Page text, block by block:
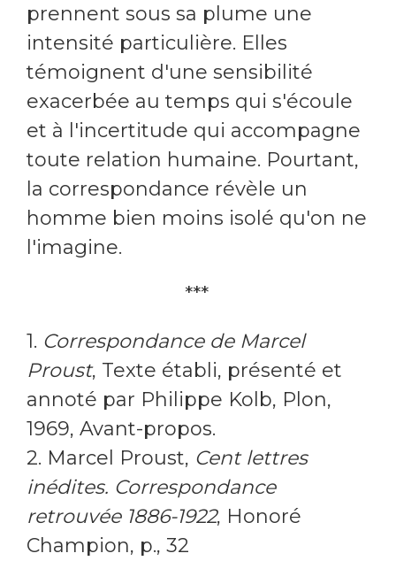
prennent sous sa plume une
intensité particulière. Elles
témoignent d'une sensibilité
exacerbée au temps qui s'écoule
et à l'incertitude qui accompagne
toute relation humaine. Pourtant,
la correspondance révèle un
homme bien moins isolé qu'on ne
l'imagine.
***
1. Correspondance de Marcel
Proust, Texte établi, présenté et
annoté par Philippe Kolb, Plon,
1969, Avant-propos.
2. Marcel Proust, Cent lettres
inédites. Correspondance
retrouvée 1886-1922, Honoré
Champion, p., 32